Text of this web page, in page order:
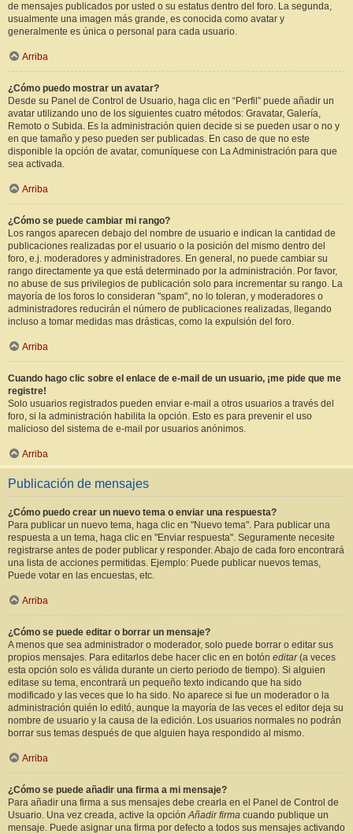
de mensajes publicados por usted o su estatus dentro del foro. La segunda,
usualmente una imagen más grande, es conocida como avatar y
generalmente es única o personal para cada usuario.
Arriba
¿Cómo puedo mostrar un avatar?
Desde su Panel de Control de Usuario, haga clic en “Perfil” puede añadir un
avatar utilizando uno de los siguientes cuatro métodos: Gravatar, Galería,
Remoto o Subida. Es la administración quien decide si se pueden usar o no y
en que tamaño y peso pueden ser publicadas. En caso de que no este
disponible la opción de avatar, comuníquese con La Administración para que
sea activada.
Arriba
¿Cómo se puede cambiar mi rango?
Los rangos aparecen debajo del nombre de usuario e indican la cantidad de
publicaciones realizadas por el usuario o la posición del mismo dentro del
foro, e.j. moderadores y administradores. En general, no puede cambiar su
rango directamente ya que está determinado por la administración. Por favor,
no abuse de sus privilegios de publicación solo para incrementar su rango. La
mayoría de los foros lo consideran "spam", no lo toleran, y moderadores o
administradores reducirán el número de publicaciones realizadas, llegando
incluso a tomar medidas mas drásticas, como la expulsión del foro.
Arriba
Cuando hago clic sobre el enlace de e-mail de un usuario, ¡me pide que me
registre!
Solo usuarios registrados pueden enviar e-mail a otros usuarios a través del
foro, si la administración habilita la opción. Esto es para prevenir el uso
malicioso del sistema de e-mail por usuarios anónimos.
Arriba
Publicación de mensajes
¿Cómo puedo crear un nuevo tema o enviar una respuesta?
Para publicar un nuevo tema, haga clic en "Nuevo tema". Para publicar una
respuesta a un tema, haga clic en "Enviar respuesta". Seguramente necesite
registrarse antes de poder publicar y responder. Abajo de cada foro encontrará
una lista de acciones permitidas. Ejemplo: Puede publicar nuevos temas,
Puede votar en las encuestas, etc.
Arriba
¿Cómo se puede editar o borrar un mensaje?
A menos que sea administrador o moderador, solo puede borrar o editar sus
propios mensajes. Para editarlos debe hacer clic en en botón editar(a veces
esta opción solo es válida durante un cierto periodo de tiempo). Si alguien
editase su tema, encontrará un pequeño texto indicando que ha sido
modificado y las veces que lo ha sido. No aparece si fue un moderador o la
administración quién lo editó, aunque la mayoría de las veces el editor deja su
nombre de usuario y la causa de la edición. Los usuarios normales no podrán
borrar sus temas después de que alguien haya respondido al mismo.
Arriba
¿Cómo se puede añadir una firma a mi mensaje?
Para añadir una firma a sus mensajes debe crearla en el Panel de Control de
Usuario. Una vez creada, active la opciónAñadir firma cuando publique un
mensaje. Puede asignar una firma por defecto a todos sus mensajes activando